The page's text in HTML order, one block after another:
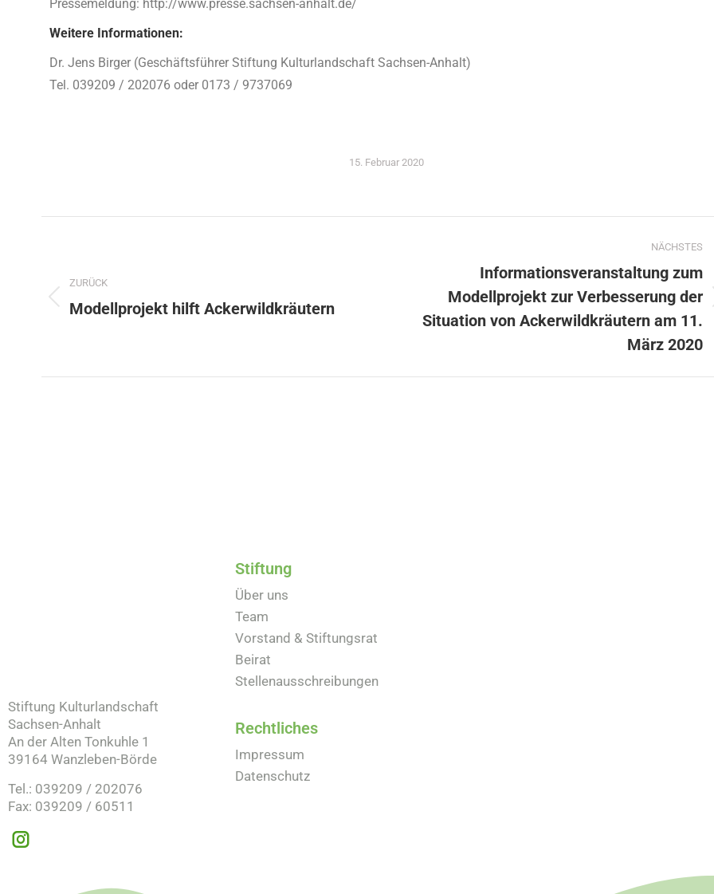
Pressemeldung: http://www.presse.sachsen-anhalt.de/
Weitere Informationen:
Dr. Jens Birger (Geschäftsführer Stiftung Kulturlandschaft Sachsen-Anhalt)
Tel. 039209 / 202076 oder 0173 / 9737069
15. Februar 2020
ZURÜCK
Modellprojekt hilft Ackerwildkräutern
NÄCHSTES
Informationsveranstaltung zum
Modellprojekt zur Verbesserung der
Situation von Ackerwildkräutern am 11.
März 2020
Stiftung Kulturlandschaft
Sachsen-Anhalt
An der Alten Tonkuhle 1
39164 Wanzleben-Börde
Tel.: 039209 / 202076
Fax: 039209 / 60511
Stiftung
Über uns
Team
Vorstand & Stiftungsrat
Beirat
Stellenausschreibungen
Rechtliches
Impressum
Datenschutz